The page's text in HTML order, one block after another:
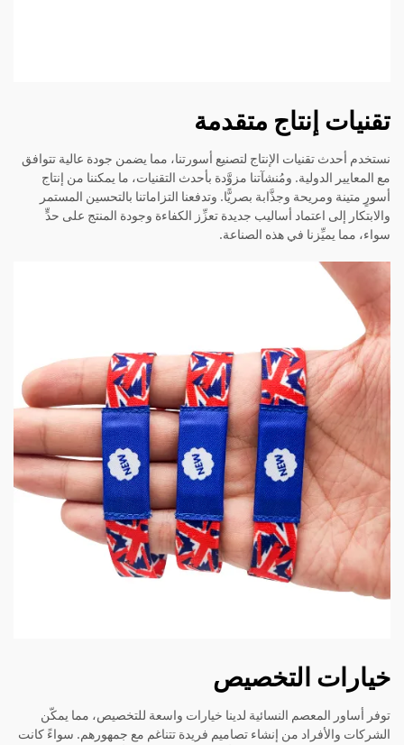
تقنيات إنتاج متقدمة
نستخدم أحدث تقنيات الإنتاج لتصنيع أسورتنا، مما يضمن جودة عالية تتوافق
مع المعايير الدولية. ومُنشآتنا مزوَّدة بأحدث التقنيات، ما يمكننا من إنتاج
أسورٍ متينة ومريحة وجذَّابة بصريًّا. وتدفعنا التزاماتنا بالتحسين المستمر
والابتكار إلى اعتماد أساليب جديدة تعزِّز الكفاءة وجودة المنتج على حدٍّ
سواء، مما يميِّزنا في هذه الصناعة.
خيارات التخصيص
توفر أساور المعصم النسائية لدينا خيارات واسعة للتخصيص، مما يمكّن
الشركات والأفراد من إنشاء تصاميم فريدة تتناغم مع جمهورهم. سواءً كانت